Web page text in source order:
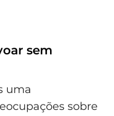
sem
uma
sobre